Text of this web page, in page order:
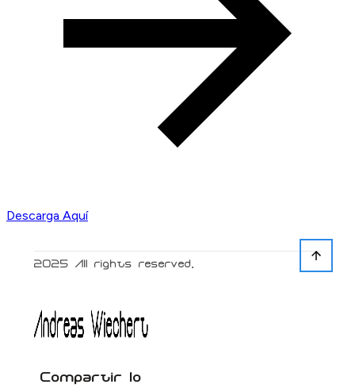
Descarga Aquí
Compartir lo
2025 All rights reserved.